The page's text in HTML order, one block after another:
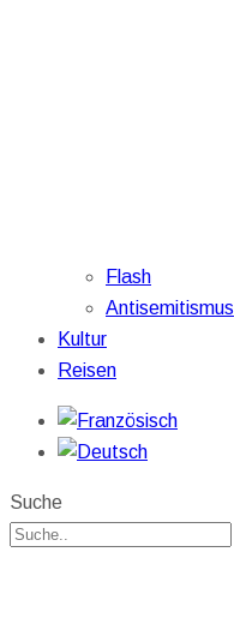
Flash
Antisemitismus
Kultur
Reisen
Suche